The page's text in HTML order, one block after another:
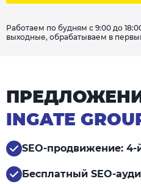
Работаем по будням с 9:00 до
выходные, обрабатываем в
INGATE
SEO-продвижение: 4-
Бесплатный SEO-